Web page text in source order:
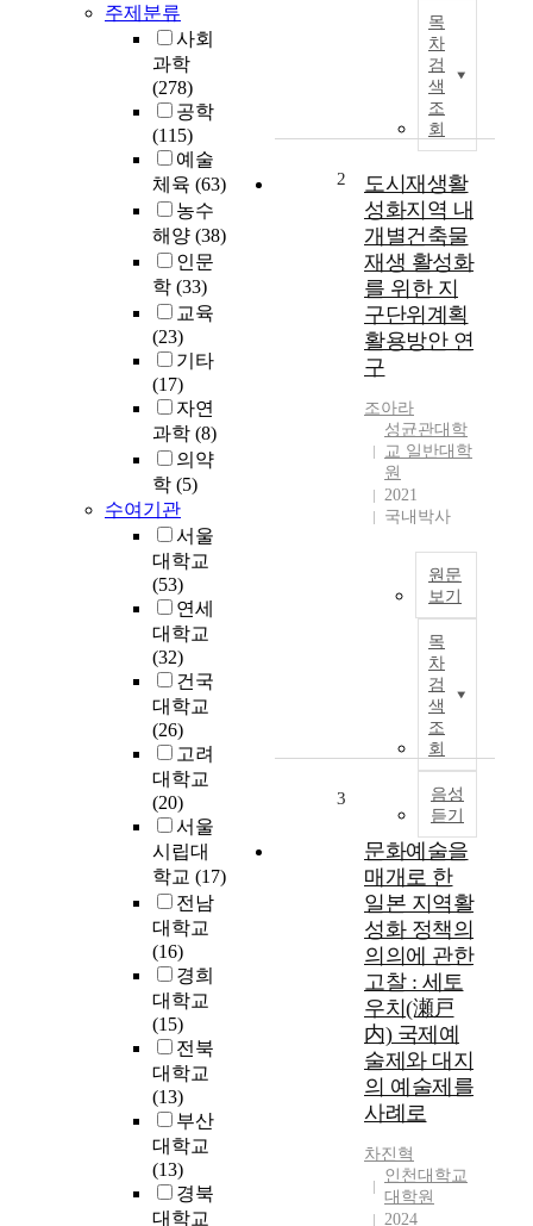
주제분류
사회
과학
(278)
공학
(115)
예술
체육 (63)
농수
해양 (38)
인문
학 (33)
교육
(23)
기타
(17)
자연
과학 (8)
의약
학 (5)
수여기관
서울
대학교
(53)
연세
대학교
(32)
건국
대학교
(26)
고려
대학교
(20)
서울
시립대
학교 (17)
전남
대학교
(16)
경희
대학교
(15)
전북
대학교
(13)
부산
대학교
(13)
경북
대학교
목
차
검
색
조
회
2
도시재생활
성화지역 내
개별건축물
재생 활성화
를 위한 지
구단위계획
활용방안 연
구
조아라
성균관대학
교 일반대학
원
2021
국내박사
원문
보기
목
차
검
색
조
회
음성
듣기
3
문화예술을
매개로 한
일본 지역활
성화 정책의
의의에 관한
고찰 : 세토
우치(瀬戸
内) 국제예
술제와 대지
의 예술제를
사례로
차진혁
인천대학교
대학원
2024